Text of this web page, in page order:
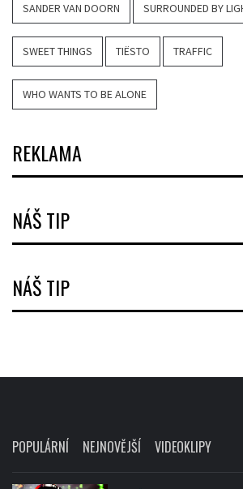
SANDER VAN DOORN SURROUNDED BY
SWEET THINGS TIËSTO TRAFFIC
WHO WANTS TO BE ALONE
REKLAMA
NÁŠ TIP
NÁŠ TIP
POPULÁRNÍ NEJNOVĚJŠÍ VIDEOKLIPY